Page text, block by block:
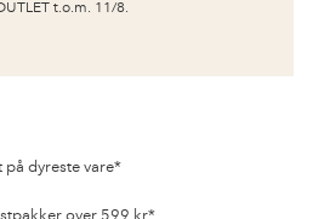
t.o.m. 11/8.
på dyreste vare*